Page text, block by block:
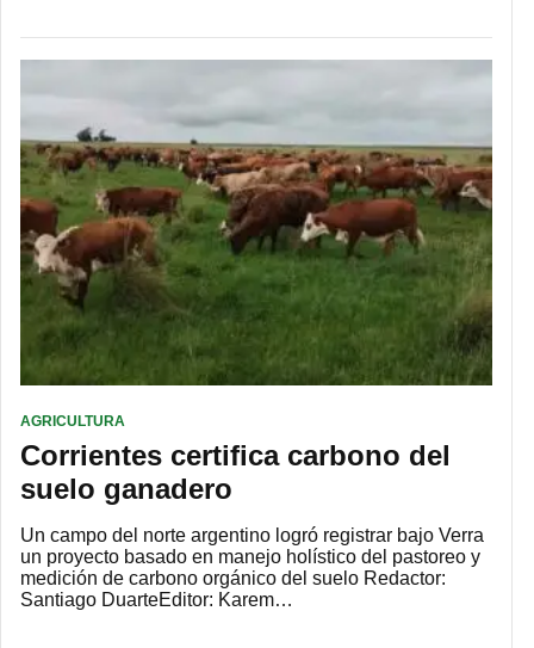
AGRICULTURA
Corrientes certifica carbono del
suelo ganadero
Un campo del norte argentino logró registrar bajo Verra
un proyecto basado en manejo holístico del pastoreo y
medición de carbono orgánico del suelo Redactor:
Santiago DuarteEditor: Karem…